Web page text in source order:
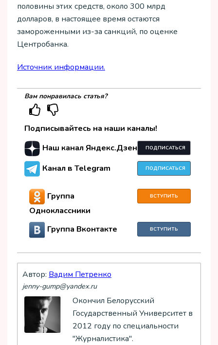
половины этих средств, около 300 млрд
долларов, в настоящее время остаются
замороженными из-за санкций, по оценке
Центробанка.
Источник информации.
Вам понравилась статья?
Подписывайтесь на наши каналы!
Наш канал Яндекс.Дзен
ПОДПИСАТЬСЯ
Канал в Telegram ПОДПИСАТЬСЯ
Группа
Одноклассники
ВСТУПИТЬ
Группа Вконтакте ВСТУПИТЬ
Автор: Вадим Петренко
jenny-gump@yandex.ru
Окончил Белорусский
Государственный Университет в
2012 году по специальности
"Журналистика".